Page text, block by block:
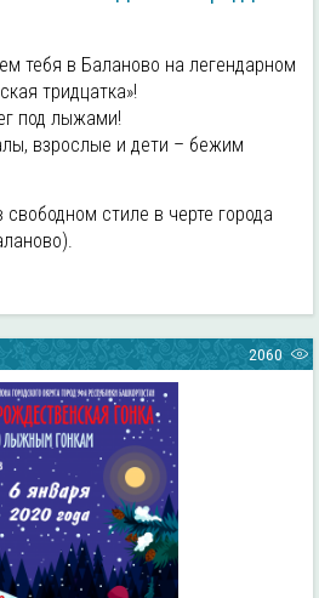
тебя в Баланово на легендарном
тридцатка»!
под лыжами!
взрослые и дети – бежим
стиле в черте города
2060